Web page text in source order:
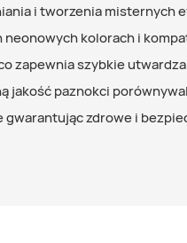
i tworzenia misternych
neonowych kolorach i
zapewnia szybkie
jakość paznokci
gwarantując zdrowe i